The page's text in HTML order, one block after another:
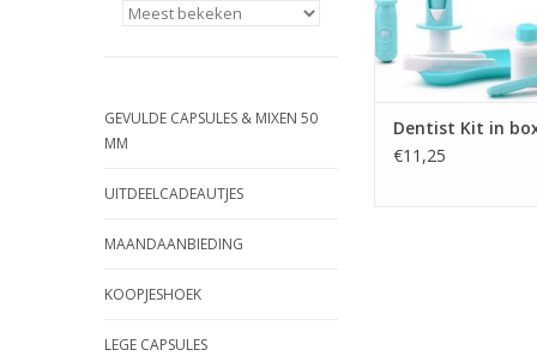
GEVULDE CAPSULES & MIXEN 50
MM
UITDEELCADEAUTJES
MAANDAANBIEDING
KOOPJESHOEK
LEGE CAPSULES
Dentist Kit in
€11,25